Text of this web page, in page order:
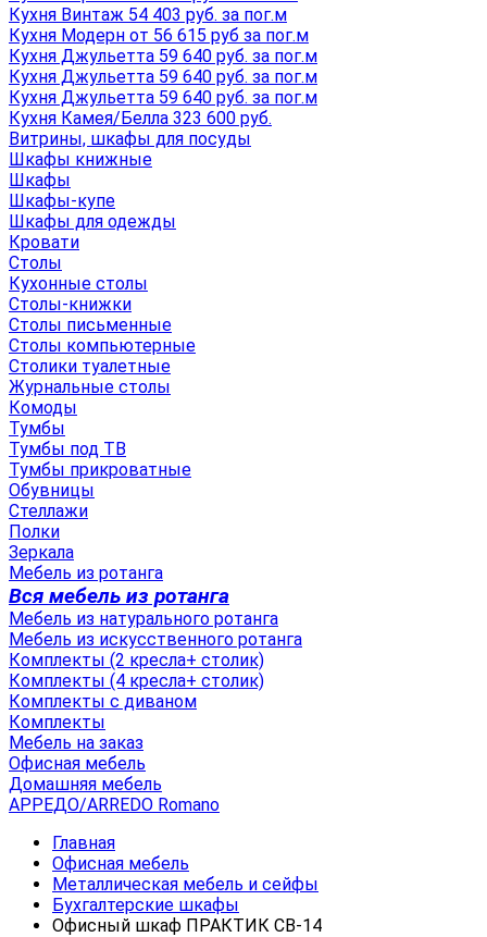
Кухня Винтаж 54 403 руб. за пог.м
Кухня Модерн от 56 615 руб за пог.м
Кухня Джульетта 59 640 руб. за пог.м
Кухня Джульетта 59 640 руб. за пог.м
Кухня Джульетта 59 640 руб. за пог.м
Кухня Камея/Белла 323 600 руб.
Витрины, шкафы для посуды
Шкафы книжные
Шкафы
Шкафы-купе
Шкафы для одежды
Кровати
Столы
Кухонные столы
Столы-книжки
Столы письменные
Столы компьютерные
Столики туалетные
Журнальные столы
Комоды
Тумбы
Тумбы под ТВ
Тумбы прикроватные
Обувницы
Стеллажи
Полки
Зеркала
Мебель из ротанга
Вся мебель из ротанга
Мебель из натурального ротанга
Мебель из искусственного ротанга
Комплекты (2 кресла+ столик)
Комплекты (4 кресла+ столик)
Комплекты с диваном
Комплекты
Мебель на заказ
Офисная мебель
Домашняя мебель
АРРЕДО/ARREDO Romano
Главная
Офисная мебель
Металлическая мебель и сейфы
Бухгалтерские шкафы
Офисный шкаф ПРАКТИК CB-14